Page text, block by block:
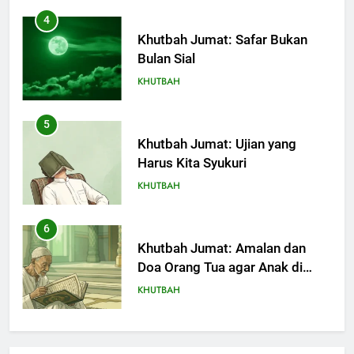
4
Khutbah Jumat: Safar Bukan
Bulan Sial
KHUTBAH
5
Khutbah Jumat: Ujian yang
Harus Kita Syukuri
KHUTBAH
6
Khutbah Jumat: Amalan dan
Doa Orang Tua agar Anak di
Pondok Pesantren Sukses Dunia
KHUTBAH
7